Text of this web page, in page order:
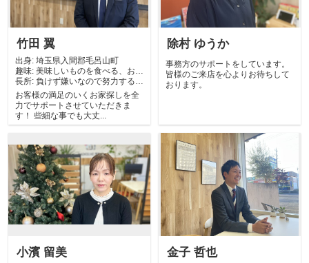
竹田 翼
出身: 埼玉県入間郡毛呂山町
趣味: 美味しいものを食べる、お酒
を飲む
長所: 負けず嫌いなので努力するこ
とが得意です。
お客様の満足のいくお家探しを全
力でサポートさせていただきま
す！ 些細な事でも大丈...
除村 ゆうか
事務方のサポートをしています。
皆様のご来店を心よりお待ちして
おります。
小濱 留美 金子 哲也